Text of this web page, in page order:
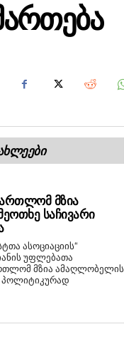
ᲛᲖᲘᲐ
ᲡᲐᲩᲘᲕᲐᲠᲘ
ასოციაციის“
უფლებათა
მზია ამაღლობელის
პოლიტიკურად